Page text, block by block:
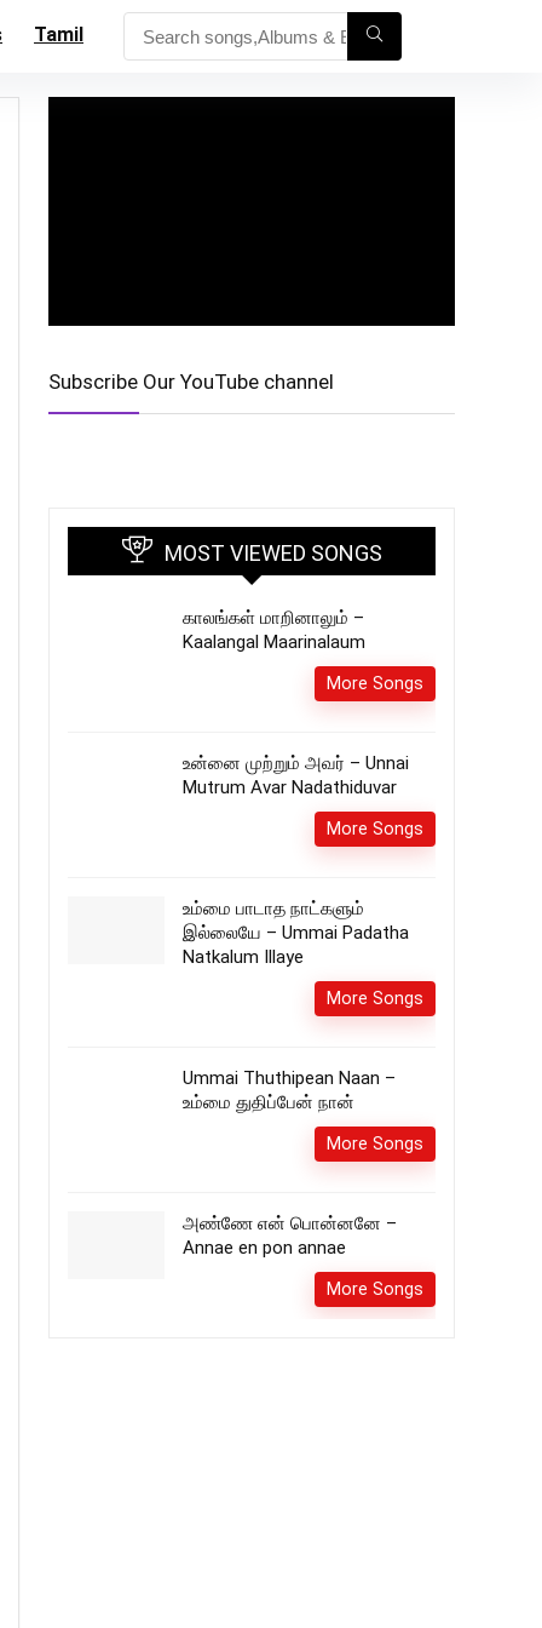
Tamil
Subscribe Our YouTube channel
MOST VIEWED SONGS
காலங்கள் மாறினாலும் –
Kaalangal Maarinalaum
More Songs
உன்னை முற்றும் அவர் – Unnai
Mutrum Avar Nadathiduvar
More Songs
உம்மை பாடாத நாட்களும்
இல்லையே – Ummai Padatha
Natkalum Illaye
More Songs
Ummai Thuthipean Naan –
உம்மை துதிப்பேன் நான்
More Songs
அண்ணே என் பொன்னனே –
Annae en pon annae
More Songs